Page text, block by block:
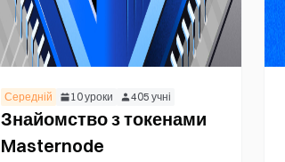
Середній 10уроки 405 учні
Знайомство з токенами
Masternode